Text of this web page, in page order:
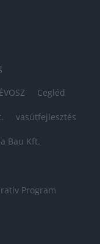
ÉVOSZ Cegléd
vasútfejlesztés
Bau Kft.
Program